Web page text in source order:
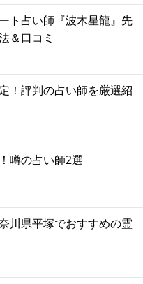
ト占い師『波木星龍』先
＆口コミ
！評判の占い師を厳選紹
噂の占い師2選
川県平塚でおすすめの霊